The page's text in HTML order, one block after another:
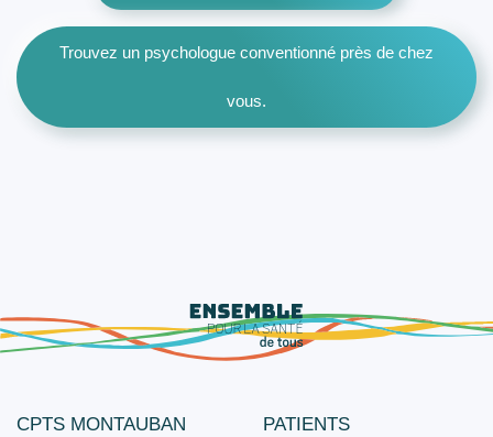
Trouvez un psychologue conventionné près de chez
vous.
CPTS MONTAUBAN PATIENTS